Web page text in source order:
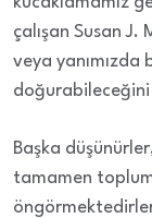
çalışan Susan
veya yanımızda
Başka
tamamen